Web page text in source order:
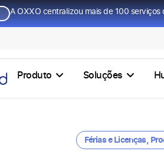
A OXXO centralizou mais de 100
Produto Soluções
Férias e Licenças,